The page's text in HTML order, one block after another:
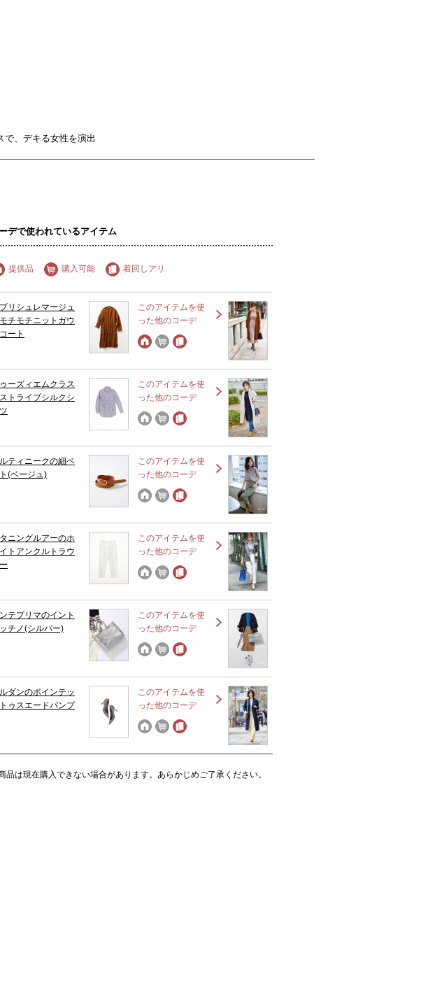
、デキる女性を演出
デで使われているアイテム
提供品 購入可能 着回しアリ
リシュレマージュ
チモチニットガウ
ート
このアイテムを使
った他のコーデ
ゥーズィエムクラス
トライプシルクシ
このアイテムを使
った他のコーデ
ティニークの細ベ
(ベージュ)
このアイテムを使
った他のコーデ
ニングルアーのホ
トアンクルトラウ
このアイテムを使
った他のコーデ
テプリマのイント
チノ(シルバー)
このアイテムを使
った他のコーデ
ダンのポインテッ
トゥスエードパンプ
このアイテムを使
った他のコーデ
品は現在購入できない場合があります。あらかじめご了承ください。